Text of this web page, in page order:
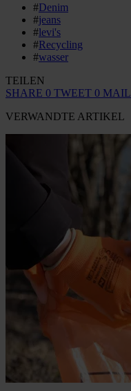
#Denim
#jeans
#levi's
#Recycling
#wasser
TEILEN
SHARE 0 TWEET 0 MAIL
VERWANDTE ARTIKEL